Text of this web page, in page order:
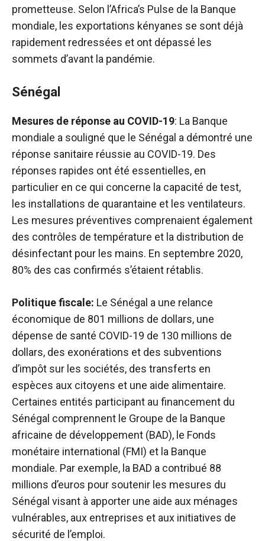
prometteuse. Selon l’Africa’s Pulse de la Banque
mondiale, les exportations kényanes se sont déjà
rapidement redressées et ont dépassé les
sommets d’avant la pandémie.
Sénégal
Mesures de réponse au COVID-19: La Banque
mondiale a souligné que le Sénégal a démontré une
réponse sanitaire réussie au COVID-19. Des
réponses rapides ont été essentielles, en
particulier en ce qui concerne la capacité de test,
les installations de quarantaine et les ventilateurs.
Les mesures préventives comprenaient également
des contrôles de température et la distribution de
désinfectant pour les mains. En septembre 2020,
80% des cas confirmés s’étaient rétablis.
Politique fiscale: Le Sénégal a une relance
économique de 801 millions de dollars, une
dépense de santé COVID-19 de 130 millions de
dollars, des exonérations et des subventions
d’impôt sur les sociétés, des transferts en
espèces aux citoyens et une aide alimentaire.
Certaines entités participant au financement du
Sénégal comprennent le Groupe de la Banque
africaine de développement (BAD), le Fonds
monétaire international (FMI) et la Banque
mondiale. Par exemple, la BAD a contribué 88
millions d’euros pour soutenir les mesures du
Sénégal visant à apporter une aide aux ménages
vulnérables, aux entreprises et aux initiatives de
sécurité de l’emploi.